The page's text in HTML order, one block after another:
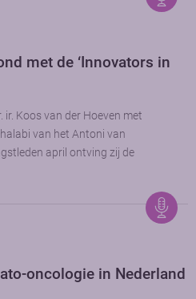
met de ‘Innovators in
Koos van der Hoeven met
van het Antoni van
april ontving zij de
oncologie in Nederland